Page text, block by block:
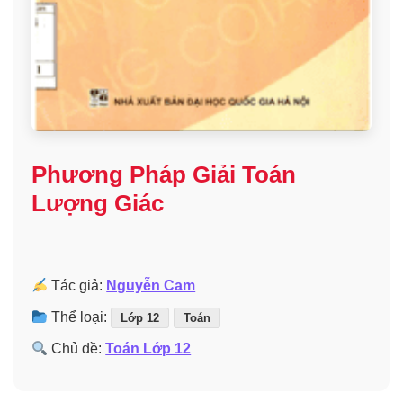
Phương Pháp Giải Toán
Lượng Giác
Tác giả: Nguyễn Cam
Thể loại: Lớp 12 Toán
Chủ đề:Toán Lớp 12